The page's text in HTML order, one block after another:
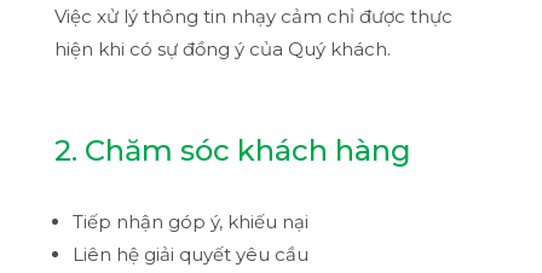
Việc xử lý thông tin nhạy cảm chỉ được thực
hiện khi có sự đồng ý của Quý khách.
2. Chăm sóc khách hàng
Tiếp nhận góp ý, khiếu nại
Liên hệ giải quyết yêu cầu